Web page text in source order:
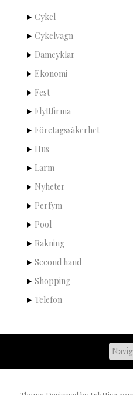
Cykel
Cykelvagn
Damcyklar
Ekonomi
Fest
Flyttfirma
Företagssäkerhet
Hus
Larm
Nyheter
Perfym
Pool
Rakning
Second hand
Shopping
Telefon